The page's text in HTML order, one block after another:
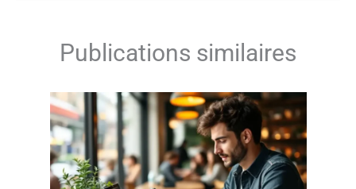
Publications similaires